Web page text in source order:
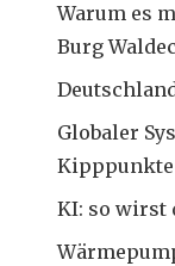
Warum es
Burg
Globaler
Kipppunkte
KI: so wirst